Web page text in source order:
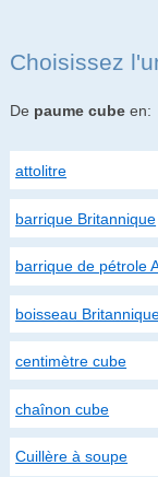
Choisissez
De paume cubeen:
attolitre
barrique Britannique
barrique de pétrole
boisseau
centimètre cube
chaînon cube
Cuillère à soupe